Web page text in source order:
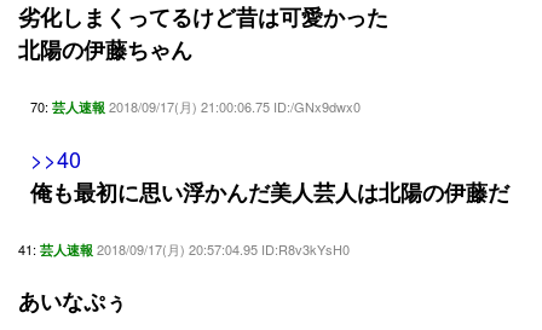
劣化しまくってるけど昔は可愛かった
北陽の伊藤ちゃん
70: 芸人速報 2018/09/17(月) 21:00:06.75 ID:/GNx9dwx0
>>40
俺も最初に思い浮かんだ美人芸人は北陽の伊藤だ
41: 芸人速報 2018/09/17(月) 20:57:04.95 ID:R8v3kYsH0
あいなぷぅ